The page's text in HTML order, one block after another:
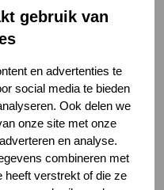
gebruik van
en advertenties te
social media te bieden
Ook delen we
onze site met onze
en analyse.
combineren met
heeft verstrekt of die ze
kunnen stellen,